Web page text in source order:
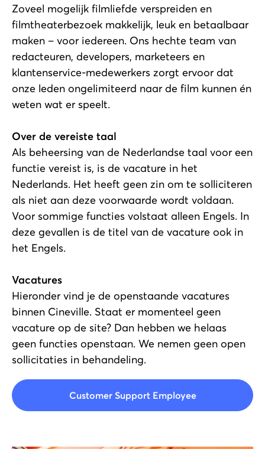
Zoveel mogelijk filmliefde verspreiden en
filmtheaterbezoek makkelijk, leuk en betaalbaar
maken – voor iedereen. Ons hechte team van
redacteuren, developers, marketeers en
klantenservice-medewerkers zorgt ervoor dat
onze leden ongelimiteerd naar de film kunnen én
weten wat er speelt.
Over de vereiste taal
Als beheersing van de Nederlandse taal voor een
functie vereist is, is de vacature in het
Nederlands. Het heeft geen zin om te solliciteren
als niet aan deze voorwaarde wordt voldaan.
Voor sommige functies volstaat alleen Engels. In
deze gevallen is de titel van de vacature ook in
het Engels.
Vacatures
Hieronder vind je de openstaande vacatures
binnen Cineville. Staat er momenteel geen
vacature op de site? Dan hebben we helaas
geen functies openstaan. We nemen geen open
sollicitaties in behandeling.
Customer Support Employee